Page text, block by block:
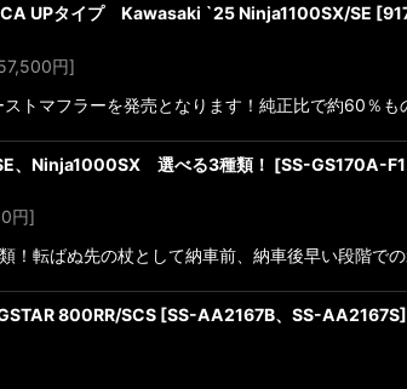
UPタイプ Kawasaki `25 Ninja1100SX/SE [
円]
トマフラーを発売となります！純正比で約60％
、Ninja1000SX 選べる3種類！ [SS-GS170A-
円]
！転ばぬ先の杖として納車前、納車後早い段階で
800RR/SCS [SS-AA2167B、SS-AA2167S]